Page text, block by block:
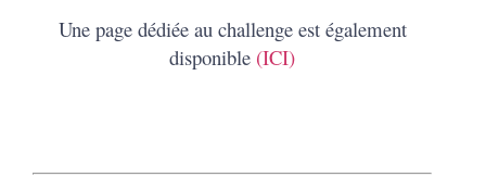
Une page dédiée au challenge est également
disponible (ICI)